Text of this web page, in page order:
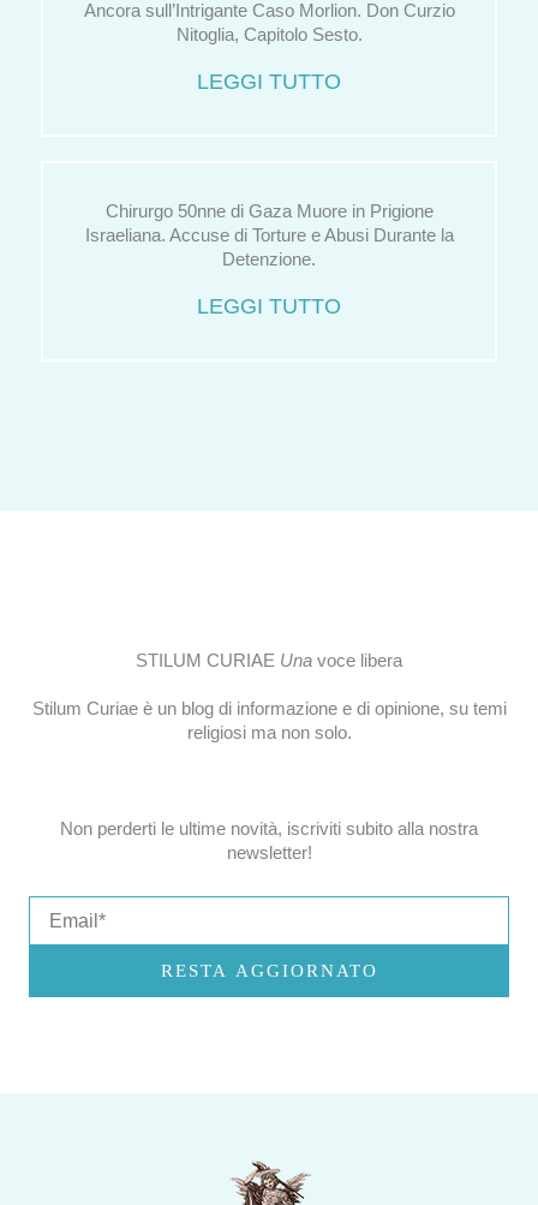
Ancora sull’Intrigante Caso Morlion. Don Curzio
Nitoglia, Capitolo Sesto.
LEGGI TUTTO
Chirurgo 50nne di Gaza Muore in Prigione
Israeliana. Accuse di Torture e Abusi Durante la
Detenzione.
LEGGI TUTTO
STILUM CURIAE Una voce libera
Stilum Curiae è un blog di informazione e di opinione, su temi
religiosi ma non solo.
Non perderti le ultime novità, iscriviti subito alla nostra
newsletter!
RESTA AGGIORNATO